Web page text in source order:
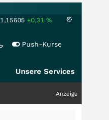
1,15605 +0,31 %
Push-Kurse
Unsere Services
Anzeige